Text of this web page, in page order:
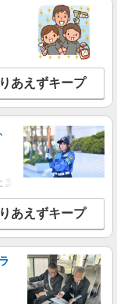
相談可。 ※給与
を見る
経験・能力により
全額支給致します。
制度あり ※その他、
相談可。 ※給与
細を見る
あえずキープ
市岩槻区・久喜市・
あえずキープ